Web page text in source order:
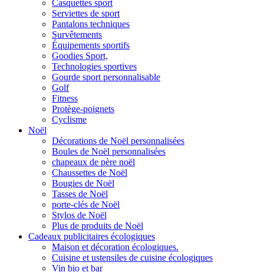
Casquettes sport
Serviettes de sport
Pantalons techniques
Survêtements
Équipements sportifs
Goodies Sport,
Technologies sportives
Gourde sport personnalisable
Golf
Fitness
Protège-poignets
Cyclisme
Noël
Décorations de Noël personnalisées
Boules de Noël personnalisées
chapeaux de père noël
Chaussettes de Noël
Bougies de Noël
Tasses de Noël
porte-clés de Noël
Stylos de Noël
Plus de produits de Noël
Cadeaux publicitaires écologiques
Maison et décoration écologiques.
Cuisine et ustensiles de cuisine écologiques
Vin bio et bar